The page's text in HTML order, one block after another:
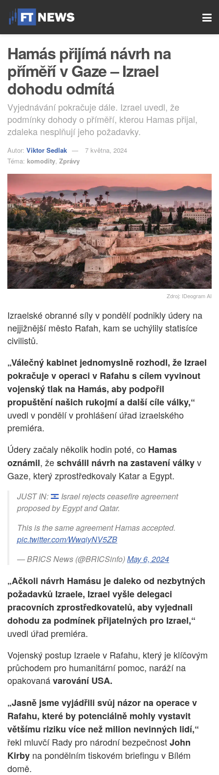
Hamás přijímá návrh na
příměří v Gaze – Izrael
dohodu odmítá
Vyjednávání pokračuje dále. Izrael uvedl, že
podmínky dohody o příměří, kterou Hamas přijal,
zdaleka nesplňují jeho požadavky.
Autor: Viktor Sedlak
7 května, 2024
Téma: komodity, Zprávy
Zdroj: IDeogram AI
Izraelské obranné síly v pondělí podnikly údery na
nejjižnější město Rafah, kam se uchýlily statisíce
civilistů.
„Válečný kabinet jednomyslně rozhodl, že Izrael
pokračuje v operaci v Rafahu s cílem vyvinout
vojenský tlak na Hamás, aby podpořil
propuštění našich rukojmí a další cíle války,“
uvedl v pondělí v prohlášení úřad izraelského
premiéra.
Údery začaly několik hodin poté, co Hamas
oznámil, žeschválil návrh na zastavení válkyv
Gaze, který zprostředkovaly Katar a Egypt.
JUST IN:
Israel rejects ceasefire agreement
proposed by Egypt and Qatar.
This is the same agreement Hamas accepted.
pic.twitter.com/WwqiyNV5ZB
— BRICS News (@BRICSinfo)May 6, 2024
„Ačkoli návrh Hamásu je daleko od nezbytných
požadavků Izraele, Izrael vyšle delegaci
pracovních zprostředkovatelů, aby vyjednali
dohodu za podmínek přijatelných pro Izrael,“
uvedl úřad premiéra.
Vojenský postup Izraele v Rafahu, který je klíčovým
průchodem pro humanitární pomoc, naráží na
opakovanávarování USA.
„Jasně jsme vyjádřili svůj názor na operace v
Rafahu, které by potenciálně mohly vystavit
většímu riziku více než milion nevinných lidí,“
řekl mluvčí Rady pro národní bezpečnostJohn
Kirby na pondělním tiskovém briefingu v Bílém
domě.